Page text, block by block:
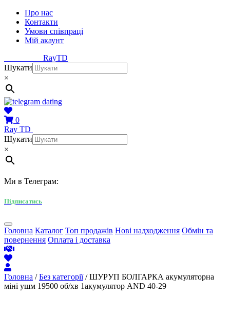
Про нас
Контакти
Умови співпраці
Мій акаунт
RayTD
Шукати
×
0
Ray TD
Шукати
×
Ми в Телеграм:
Підписатись
Головна Каталог Топ продажів Нові надходження Обмін та
повернення Оплата і доставка
Головна /Без категорії/ ШУРУП БОЛГАРКА акумуляторна
міні ушм 19500 об/хв 1акумулятор AND 40-29